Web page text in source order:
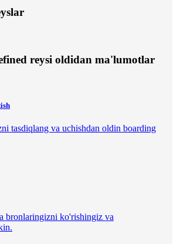
reysi oldidan ma'lumotlar
tasdiqlang va uchishdan oldin boarding
bronlaringizni ko'rishingiz va